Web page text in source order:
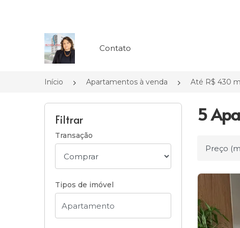
Página inicial
Contato
Início Apartamentos à venda Até R$ 430
Filtrar
Transação
Tipos de imóvel
5
Ordenar